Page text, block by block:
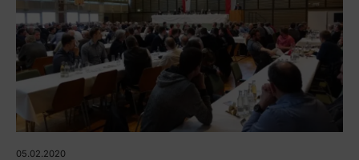
05.02.2020